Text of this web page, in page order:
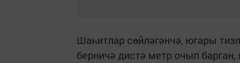
Шаһитлар сөйләгәнчә, югары
берничә дистә метр очып